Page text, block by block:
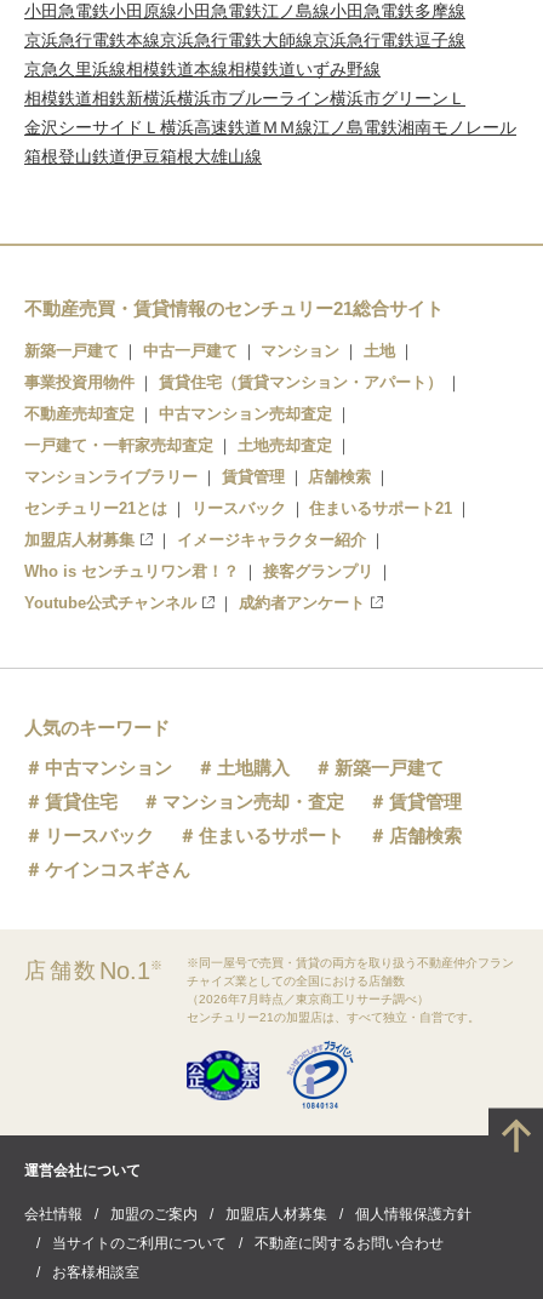
小田急電鉄小田原線小田急電鉄江ノ島線小田急電鉄多摩線
京浜急行電鉄本線京浜急行電鉄大師線京浜急行電鉄逗子線
京急久里浜線相模鉄道本線相模鉄道いずみ野線
相模鉄道相鉄新横浜横浜市ブルーライン横浜市グリーンＬ
金沢シーサイドＬ 横浜高速鉄道ＭＭ線江ノ島電鉄湘南モノレール
箱根登山鉄道伊豆箱根大雄山線
不動産売買・賃貸情報のセンチュリー21総合サイト
新築一戸建て 中古一戸建て マンション
土地
事業投資用物件
賃貸住宅（賃貸マンション・アパート）
不動産売却査定
中古マンション売却査定
一戸建て・一軒家売却査定
土地売却査定
マンションライブラリー
賃貸管理
店舗検索
センチュリー21とは
リースバック
住まいるサポート21
加盟店人材募集
イメージキャラクター紹介
Who is センチュリワン君！？
接客グランプリ
Youtube公式チャンネル
成約者アンケート
人気のキーワード
中古マンション
土地購入
新築一戸建て
賃貸住宅
マンション売却・査定
賃貸管理
リースバック
住まいるサポート
店舗検索
ケインコスギさん
店舗数 No.1※
※同一屋号で売買・賃貸の両方を取り扱う不動産仲介フラン
チャイズ業としての全国における店舗数
（2026年7月時点／東京商工リサーチ調べ）
センチュリー21の加盟店は、すべて独立・自営です。
運営会社について
会社情報 加盟のご案内 加盟店人材募集
個人情報保護方針
当サイトのご利用について
不動産に関するお問い合わせ
お客様相談室